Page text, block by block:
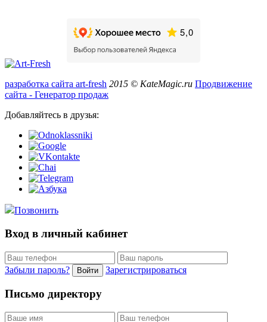
разработка сайта art-fresh 2015 © KateMagic.ru Продвижение
сайта - Генератор продаж
Добавляйтесь в друзья:
Позвонить
Вход в личный кабинет
Забыли пароль? Войти Зарегистрироваться
Письмо директору